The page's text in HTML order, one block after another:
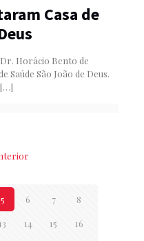
Casa de
Horácio Bento de
Saúde São João de Deus.
[…]
5 6 7 8
13 14 15 16